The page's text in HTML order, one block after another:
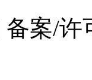
案/许